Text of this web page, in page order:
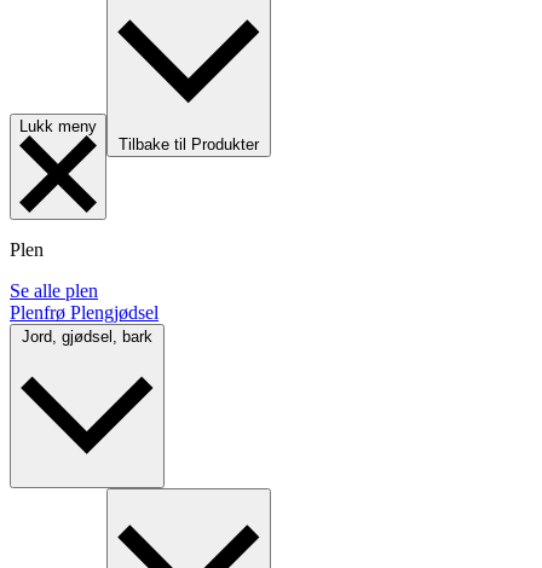
Lukk meny
Tilbake til Produkter
Plen
Se alle plen
Plenfrø Plengjødsel